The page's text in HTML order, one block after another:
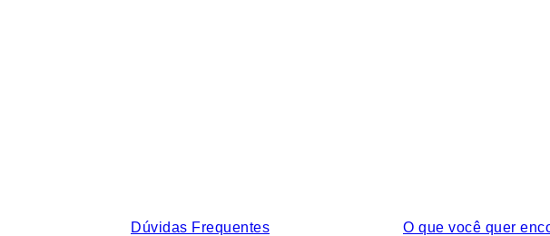
Dúvidas Frequentes O que você quer